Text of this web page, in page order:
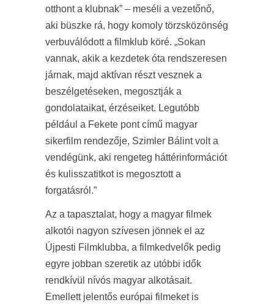
otthont a klubnak” – meséli a vezetőnő,
aki büszke rá, hogy komoly törzsközönség
verbuválódott a filmklub köré. „Sokan
vannak, akik a kezdetek óta rendszeresen
járnak, majd aktívan részt vesznek a
beszélgetéseken, megosztják a
gondolataikat, érzéseiket. Legutóbb
például a Fekete pont című magyar
sikerfilm rendezője, Szimler Bálint volt a
vendégünk, aki rengeteg háttérinformációt
és kulisszatitkot is megosztott a
forgatásról.”
Az a tapasztalat, hogy a magyar filmek
alkotói nagyon szívesen jönnek el az
Újpesti Filmklubba, a filmkedvelők pedig
egyre jobban szeretik az utóbbi idők
rendkívül nívós magyar alkotásait.
Emellett jelentős európai filmeket is